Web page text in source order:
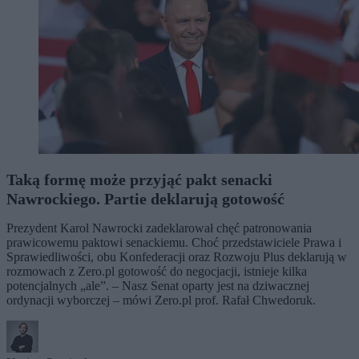
Taką formę może przyjąć pakt senacki
Nawrockiego. Partie deklarują gotowość
Prezydent Karol Nawrocki zadeklarował chęć patronowania
prawicowemu paktowi senackiemu. Choć przedstawiciele Prawa i
Sprawiedliwości, obu Konfederacji oraz Rozwoju Plus deklarują w
rozmowach z Zero.pl gotowość do negocjacji, istnieje kilka
potencjalnych „ale”. – Nasz Senat oparty jest na dziwacznej
ordynacji wyborczej – mówi Zero.pl prof. Rafał Chwedoruk.